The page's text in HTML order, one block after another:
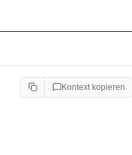
Kontext kopieren